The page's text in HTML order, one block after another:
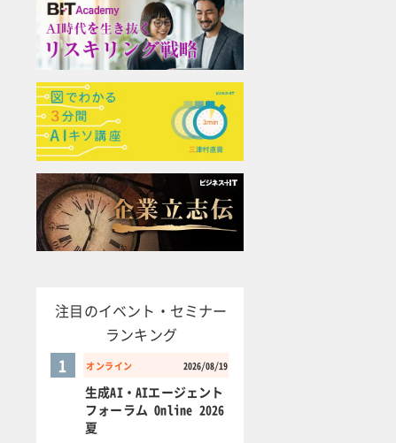
注目のイベント・セミナー
ランキング
オンライン 2026/08/19
1
生成AI・AIエージェント
フォーラム Online 2026
夏